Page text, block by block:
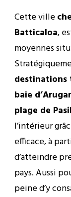
Cette ville
Batticaloa,
moyennes
baie
plage de
l’intérieur
efficace, à
d’atteindre
pays. Aussi
peine d’y